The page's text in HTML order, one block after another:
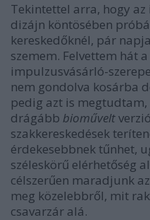
Tekintettel arra, hogy
dizájn köntösében
kereskedőknél, pár
szemem. Felvettem hát
impulzusvásárló-
nem gondolva kosárba
pedig azt is megtudtam,
drágább bioművelt
szakkereskedések
érdekesebbnek tűnhet,
széleskörű elérhetőség
célszerűen maradjunk
meg közelebbről, mit
csavarzár alá.